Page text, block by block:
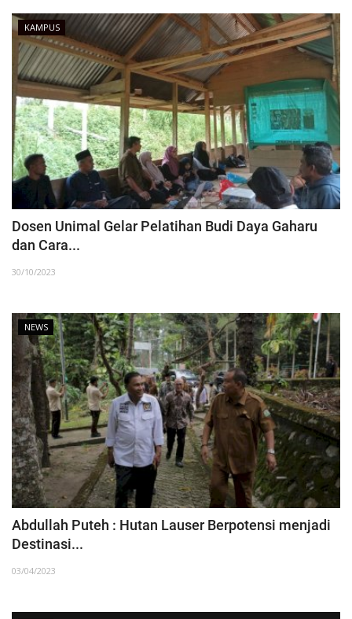
KAMPUS
Dosen Unimal Gelar Pelatihan Budi Daya Gaharu
dan Cara...
30/10/2023
NEWS
Abdullah Puteh : Hutan Lauser Berpotensi menjadi
Destinasi...
03/04/2023